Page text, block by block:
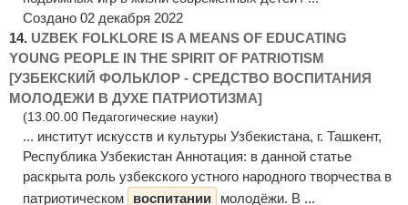
Создано 02 декабря 2022
14. UZBEK FOLKLORE IS A MEANS OF EDUCATING
YOUNG PEOPLE IN THE SPIRIT OF PATRIOTISM
[УЗБЕКСКИЙ ФОЛЬКЛОР - СРЕДСТВО ВОСПИТАНИЯ
МОЛОДЕЖИ В ДУХЕ ПАТРИОТИЗМА]
(13.00.00 Педагогические науки)
... институт искусств и культуры Узбекистана, г. Ташкент,
Республика Узбекистан Аннотация: в данной статье
раскрыта роль узбекского устного народного творчества в
патриотическом
воспитании
молодёжи. В ...